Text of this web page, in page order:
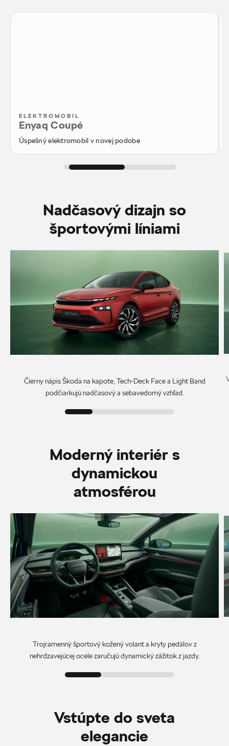
ELEKTROMOBIL
Enyaq Coupé
Úspešný elektromobil v novej podobe
Nadčasový dizajn so
športovými líniami
Čierny nápis Škoda na kapote, Tech-Deck Face a Light Band
podčiarkujú nadčasový a sebavedomý vzhľad.
Moderný interiér s
dynamickou
atmosférou
Trojramenný športový kožený volant a kryty pedálov z
nehrdzavejúcej ocele zaručujú dynamický zážitok z jazdy.
Vstúpte do sveta
elegancie